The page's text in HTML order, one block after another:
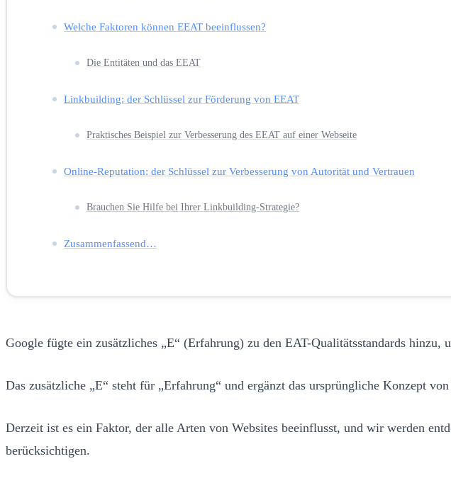
Welche Faktoren können EEAT beeinflussen?
Die Entitäten und das EEAT
Linkbuilding: der Schlüssel zur Förderung von EEAT
Praktisches Beispiel zur Verbesserung des EEAT auf einer Webseite
Online-Reputation: der Schlüssel zur Verbesserung von Autorität und Vertrauen
Brauchen Sie Hilfe bei Ihrer Linkbuilding-Strategie?
Zusammenfassend…
Google fügte ein zusätzliches „E“ (Erfahrung) zu den EAT-Qualitätsstandards
Das zusätzliche „E“ steht für „Erfahrung“ und ergänzt das ursprüngliche Konzept
Derzeit ist es ein Faktor, der alle Arten von Websites beeinflusst, und wir werden
berücksichtigen.